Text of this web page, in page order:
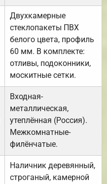
Двухкамерные
стеклопакеты ПВХ
белого цвета, профиль
60 мм. В комплекте:
отливы, подоконники,
москитные сетки.
Входная-
металлическая,
утеплённая (Россия).
Межкомнатные-
филёнчатые.
Наличник деревянный,
строганый, камерной